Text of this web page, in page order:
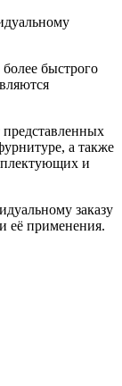
быстрого
представленных
а также
и
заказу
её применения.